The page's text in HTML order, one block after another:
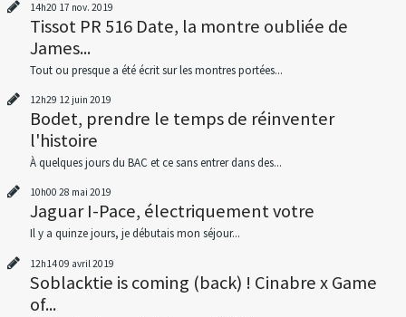
14h20 17 nov. 2019
Tissot PR 516 Date, la montre oubliée de
James...
Tout ou presque a été écrit sur les montres portées...
12h29 12 juin 2019
Bodet, prendre le temps de réinventer
l'histoire
À quelques jours du BAC et ce sans entrer dans des...
10h00 28 mai 2019
Jaguar I-Pace, électriquement votre
Il y a quinze jours, je débutais mon séjour...
12h1409 avril 2019
Soblacktie is coming (back) ! Cinabre x Game
of...